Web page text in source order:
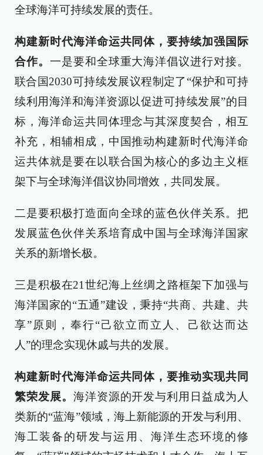
全球海洋可持续发展的责任。
构建新时代海洋命运共同体，要持续加强国际
合作。 一是要和全球重大海洋倡议进行对接。
联合国2030可持续发展议程制定了“保护和可持
续利用海洋和海洋资源以促进可持续发展”的目
标，海洋命运共同体理念与其深度契合，相互
补充，相辅相成，中国推动构建新时代海洋命
运共体就是要在以联合国为核心的多边主义框
架下与全球海洋倡议协同增效，共同发展。
二是要积极打造面向全球的蓝色伙伴关系。把
发展蓝色伙伴关系培育成中国与全球海洋国家
关系的新增长极。
三是积极在21世纪海上丝绸之路框架下加强与
海洋国家的“五通”建设，秉持“共商、共建、共
享”原则，奉行“己欲立而立人、己欲达而达
人”的理念实现休戚与共的发展。
构建新时代海洋命运共同体，要推动实现共同
繁荣发展。 海洋资源的开发与利用日益成为人
类新的“蓝海”领域，海上新能源的开发与利用、
海工装备的研发与运用、海洋生态环境的修